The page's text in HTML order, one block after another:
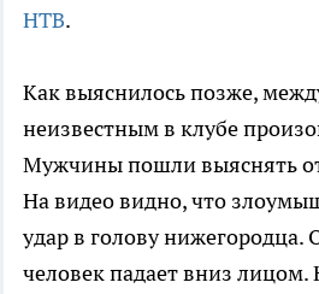
НТВ.
Как выяснилось позже,
неизвестным в клубе
Мужчины пошли выяснять
На видео видно, что
удар в голову нижегородца.
человек падает вниз